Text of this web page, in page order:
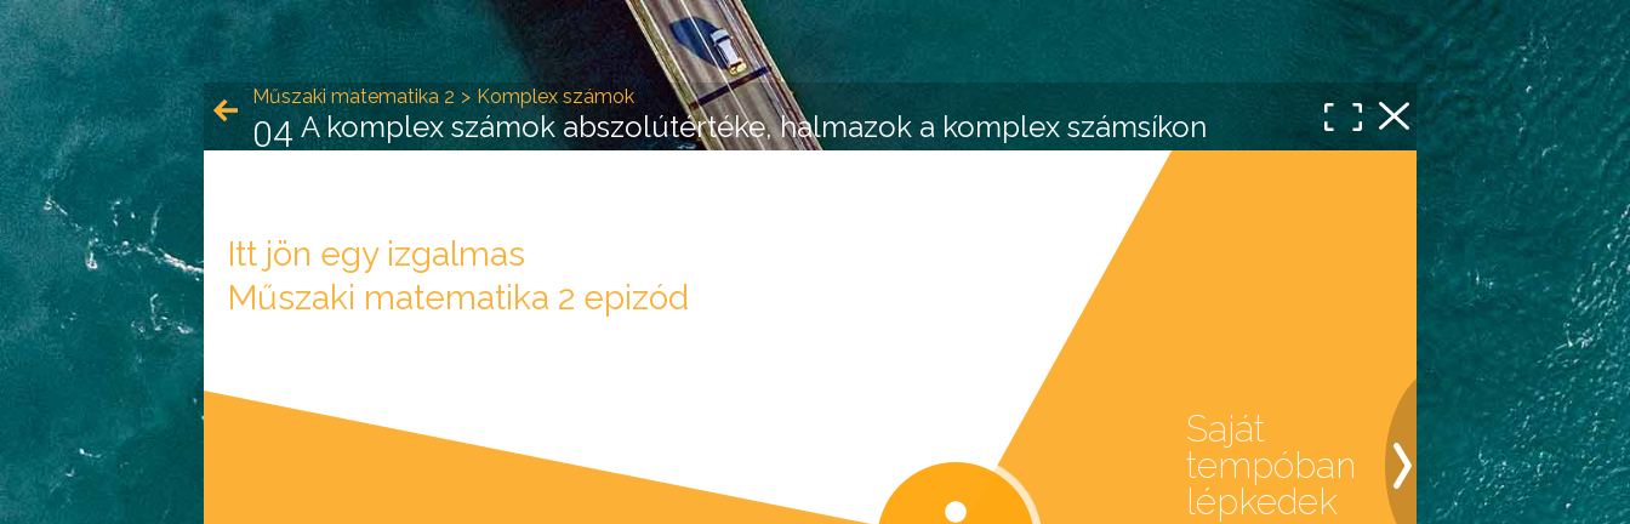
Jump to navigation
Műszaki matematika 2 Komplex számok
A komplex számok abszolútértéke, halmazok a komplex számsíkon
04
Itt jön egy izgalmas
Műszaki matematika 2 epizód
Saját
tempóban
lépkedek